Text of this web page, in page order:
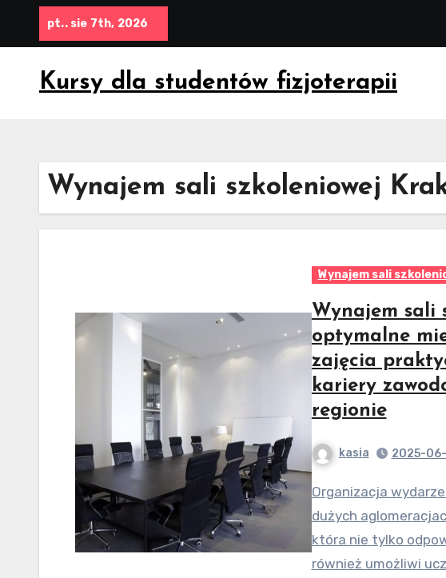
pt.. sie 7th, 2026
Kursy dla studentów fizjoterapii
Wynajem sali szkoleniowej
Wynajem sali
Wynajem sali
optymalne
zajęcia
kariery
regionie
kasia 2025-
Organizacja wydarzeń, warsztatów czy konferencji w
dużych
która nie tylko
również umożliwi